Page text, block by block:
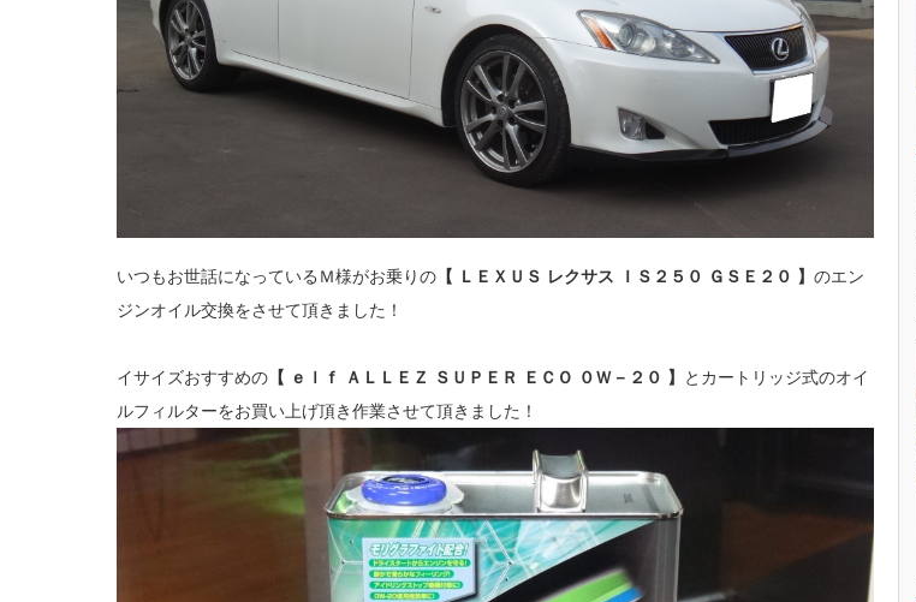
いつもお世話になっているＭ様がお乗りの 【 ＬＥＸＵＳ レクサス ＩＳ２５０ ＧＳＥ２０ 】 のエン
ジンオイル交換をさせて頂きました！
イサイズおすすめの 【 ｅｌｆ ＡＬＬＥＺ ＳＵＰＥＲ ＥＣＯ ０Ｗ－２０ 】
とカートリッジ式のオイ
ルフィルターをお買い上げ頂き作業させて頂きました！